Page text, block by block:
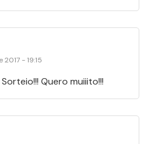
- 19:15
Quero muiiito!!!